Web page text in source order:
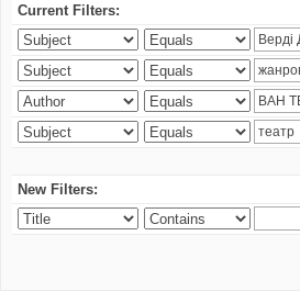
Current Filters:
New Filters: